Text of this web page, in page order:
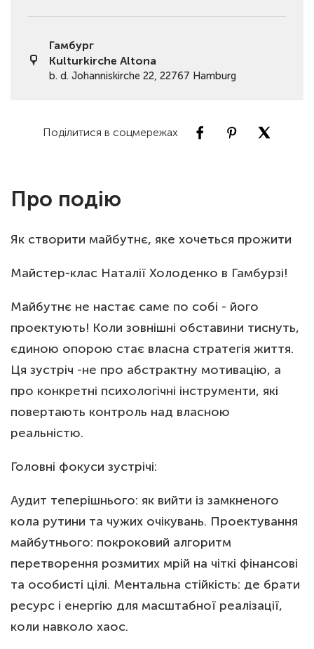
Гамбург
Kulturkirche Altona
b. d. Johanniskirche 22, 22767 Hamburg
Поділитися в соцмережах
Про подію
Як створити майбутнє, яке хочеться прожити
Майстер-клас Наталії Холоденко в Гамбурзі!
Майбутнє не настає саме по собі - його
проектують! Коли зовнішні обставини тиснуть,
єдиною опорою стає власна стратегія життя.
Ця зустріч -не про абстрактну мотивацію, а
про конкретні психологічні інструменти, які
повертають контроль над власною
реальністю.
Головні фокуси зустрічі:
Аудит теперішнього: як вийти із замкненого
кола рутини та чужих очікувань. Проектування
майбутнього: покроковий алгоритм
перетворення розмитих мрій на чіткі фінансові
та особисті цілі. Ментальна стійкість: де брати
ресурс і енергію для масштабної реалізації,
коли навколо хаос.